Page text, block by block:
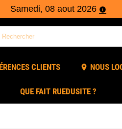
Samedi, 08 aout 2026 info
CLIENTS location_on NOUS
QUE FAIT RUEDUSITE ?